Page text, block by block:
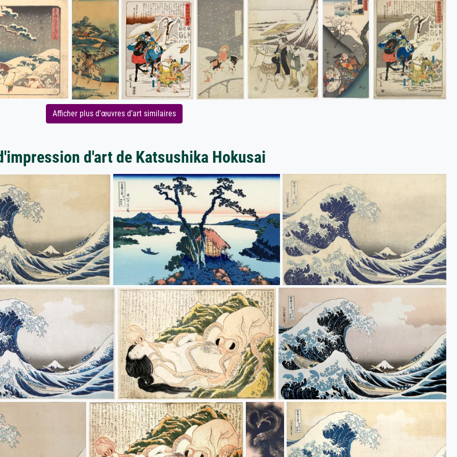
Afficher plus d'œuvres d'art similaires
d'art de Katsushika Hokusai